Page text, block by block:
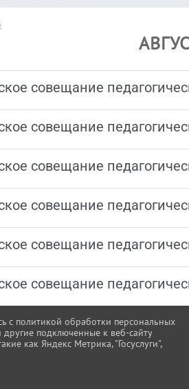
совещание
совещание
совещание
совещание
совещание
совещание
с политикой обработки персональных
подключенные к веб-сайту
как Яндекс Метрика, "Госуслуги",